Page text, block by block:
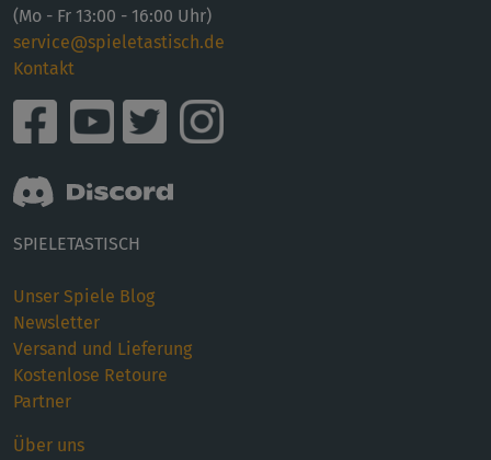
(Mo - Fr 13:00 - 16:00 Uhr)
service@spieletastisch.de
Kontakt
SPIELETASTISCH
Unser Spiele Blog
Newsletter
Versand und Lieferung
Kostenlose Retoure
Partner
Über uns